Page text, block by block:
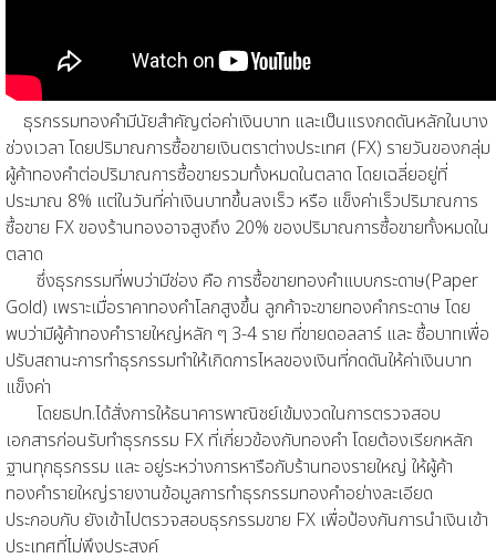
ธุรกรรมทองคำมีนัยสำคัญต่อค่าเงินบาท และเป็นแรงกดดันหลักในบาง
ช่วงเวลา โดยปริมาณการซื้อขายเงินตราต่างประเทศ (FX) รายวันของกลุ่ม
ผู้ค้าทองคำต่อปริมาณการซื้อขายรวมทั้งหมดในตลาด โดยเฉลี่ยอยู่ที่
ประมาณ 8% แต่ในวันที่ค่าเงินบาทขึ้นลงเร็ว หรือ แข็งค่าเร็วปริมาณการ
ซื้อขาย FX ของร้านทองอาจสูงถึง 20% ของปริมาณการซื้อขายทั้งหมดใน
ตลาด
ซึ่งธุรกรรมที่พบว่ามีช่อง คือ การซื้อขายทองคำแบบกระดาษ(Paper
Gold) เพราะเมื่อราคาทองคำโลกสูงขึ้น ลูกค้าจะขายทองคำกระดาษ โดย
พบว่ามีผู้ค้าทองคำรายใหญ่หลัก ๆ 3-4 ราย ที่ขายดอลลาร์ และ ซื้อบาทเพื่อ
ปรับสถานะการทำธุรกรรมทำให้เกิดการไหลของเงินที่กดดันให้ค่าเงินบาท
แข็งค่า
โดยธปท.ได้สั่งการให้ธนาคารพาณิชย์เข้มงวดในการตรวจสอบ
เอกสารก่อนรับทำธุรกรรม FX ที่เกี่ยวข้องกับทองคำ โดยต้องเรียกหลัก
ฐานทุกธุรกรรม และ อยู่ระหว่างการหารือกับร้านทองรายใหญ่ ให้ผู้ค้า
ทองคำรายใหญ่รายงานข้อมูลการทำธุรกรรมทองคำอย่างละเอียด
ประกอบกับ ยังเข้าไปตรวจสอบธุรกรรมขาย FX เพื่อป้องกันการนำเงินเข้า
ประเทศที่ไม่พึงประสงค์